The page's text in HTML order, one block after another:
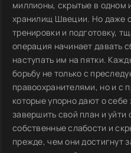
миллионы, скрытые в одном
хранилищ Швеции. Но даже
тренировки и подготовку,
операция начинает давать
наступать им на пятки.
борьбу не только с
правоохранителями, но и с
которые упорно дают о себе
завершить свой план и уйти
собственные слабости и
прежде, чем они достигнут